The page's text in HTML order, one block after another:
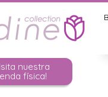
nuestra
física!